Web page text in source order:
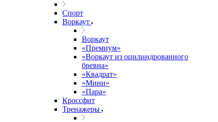
Спорт
Воркаут
Воркаут
«Премиум»
«Воркаут из оцилиндрованного
бревна»
«Квадрат»
«Мини»
«Пара»
Кроссфит
Тренажеры